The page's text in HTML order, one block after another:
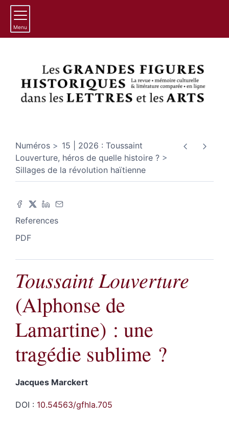
Menu
Numéros
15 | 2026 : Toussaint
Louverture, héros de quelle histoire ?
Sillages de la révolution haïtienne
References
PDF
Toussaint Louverture
(Alphonse de
Lamartine) : une
tragédie sublime ?
Jacques Marckert
DOI : 10.54563/gfhla.705